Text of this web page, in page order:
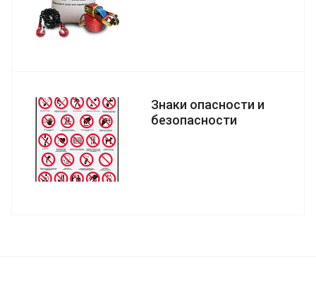
Знаки опасности и
безопасности